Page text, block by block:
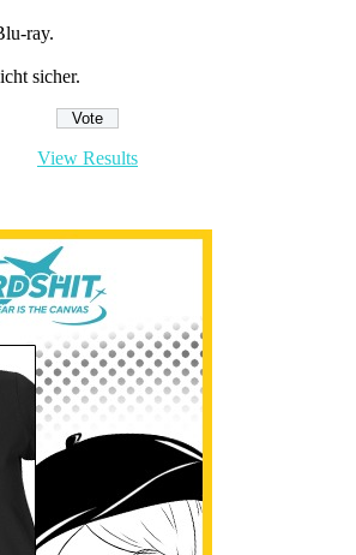
ray.
sicher.
View Results